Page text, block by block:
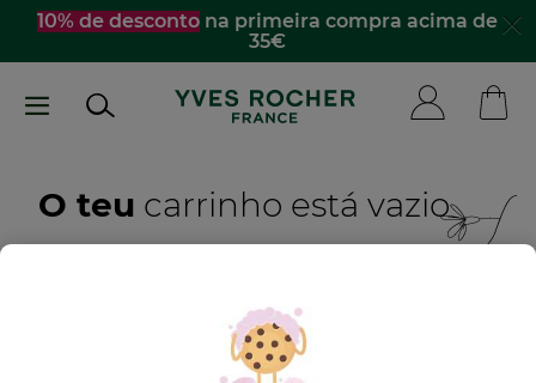
Passar
conteúdo
10% de descontona primeira compra acima de
35€
O teu carrinho está vazio
DESCOBRE OS NOSSOS PRODUTOS